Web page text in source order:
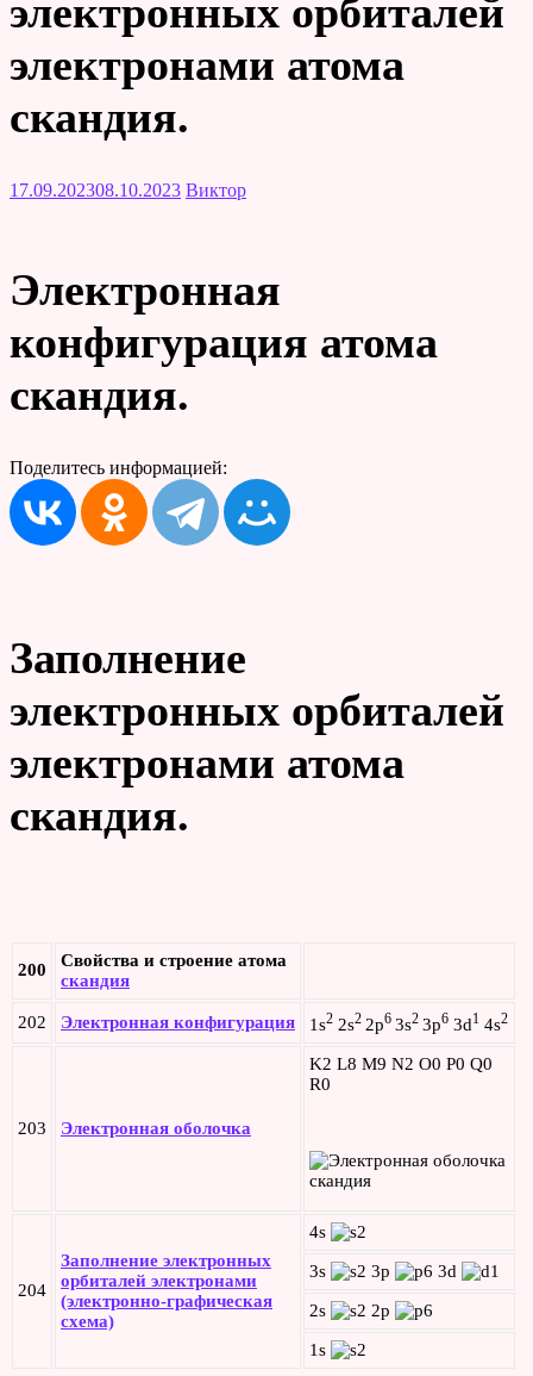
электронных орбиталей
электронами атома
скандия.
17.09.202308.10.2023 Виктор
Электронная
конфигурация атома
скандия.
Поделитесь информацией:
Заполнение
электронных орбиталей
электронами атома
скандия.
200
Свойства и строение атома
скандия
202 Электронная конфигурация 1s2 2s2 2p6 3s2 3p6 3d1 4s2
203 Электронная оболочка
K2 L8 M9 N2 O0 P0 Q0
R0
204
Заполнение электронных
орбиталей электронами
(электронно-графическая
схема)
4s
3s 3p 3d
2s 2p
1s